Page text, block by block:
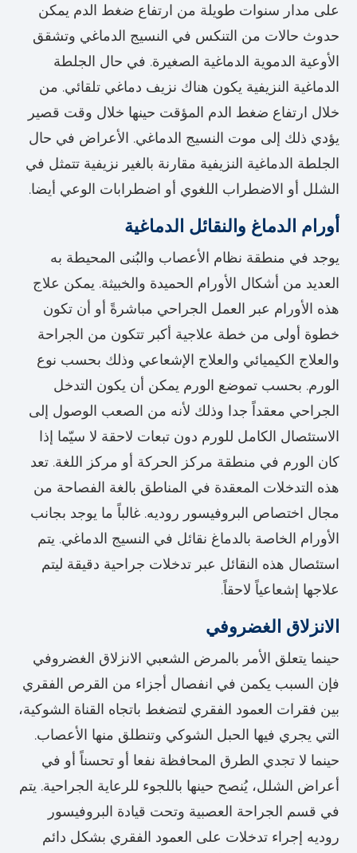
على مدار سنوات طويلة من ارتفاع ضغط الدم يمكن
حدوث حالات من التنكس في النسيج الدماغي وتشقق
الأوعية الدموية الدماغية الصغيرة. في حال الجلطة
الدماغية النزيفية يكون هناك نزيف دماغي تلقائي. من
خلال ارتفاع ضغط الدم المؤقت حينها خلال وقت قصير
يؤدي ذلك إلى موت النسيج الدماغي. الأعراض في حال
الجلطة الدماغية النزيفية مقارنة بالغير نزيفية تتمثل في
الشلل أو الاضطراب اللغوي أو اضطرابات الوعي أيضا.
أورام الدماغ والنقائل الدماغية
يوجد في منطقة نظام الأعصاب والبُنى المحيطة به
العديد من أشكال الأورام الحميدة والخبيثة. يمكن علاج
هذه الأورام عبر العمل الجراحي مباشرةً أو أن تكون
خطوة أولى من خطة علاجية أكبر تتكون من الجراحة
والعلاج الكيميائي والعلاج الإشعاعي وذلك بحسب نوع
الورم. بحسب تموضع الورم يمكن أن يكون التدخل
الجراحي معقداً جدا وذلك لأنه من الصعب الوصول إلى
الاستئصال الكامل للورم دون تبعات لاحقة لا سيّما إذا
كان الورم في منطقة مركز الحركة أو مركز اللغة. تعد
هذه التدخلات المعقدة في المناطق بالغة الفصاحة من
مجال اختصاص البروفيسور روديه. غالباً ما يوجد بجانب
الأورام الخاصة بالدماغ نقائل في النسيج الدماغي. يتم
استئصال هذه النقائل عبر تدخلات جراحية دقيقة ليتم
علاجها إشعاعياً لاحقاً.
الانزلاق الغضروفي
حينما يتعلق الأمر بالمرض الشعبي الانزلاق الغضروفي
فإن السبب يكمن في انفصال أجزاء من القرص الفقري
بين فقرات العمود الفقري لتضغط باتجاه القناة الشوكية،
التي يجري فيها الحبل الشوكي وتنطلق منها الأعصاب.
حينما لا تجدي الطرق المحافظة نفعا أو تحسناً أو في
أعراض الشلل، يُنصح حينها باللجوء للرعاية الجراحية. يتم
في قسم الجراحة العصبية وتحت قيادة البروفيسور
روديه إجراء تدخلات على العمود الفقري بشكل دائم